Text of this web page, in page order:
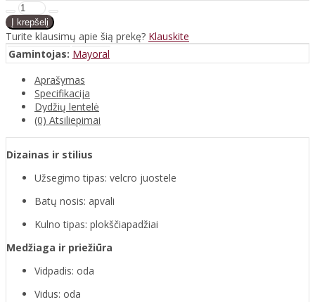
Turite klausimų apie šią prekę? Klauskite
Gamintojas: Mayoral
Aprašymas
Specifikacija
Dydžių lentelė
(0) Atsiliepimai
Dizainas ir stilius
Užsegimo tipas: velcro juostele
Batų nosis: apvali
Kulno tipas: plokščiapadžiai
Medžiaga ir priežiūra
Vidpadis: oda
Vidus: oda